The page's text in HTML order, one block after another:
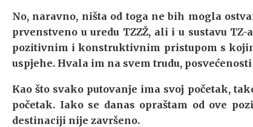
No, naravno, ništa od toga ne bih mogla
prvenstveno u uredu TZZŽ, ali i u sustavu
pozitivnim i konstruktivnim pristupom s
uspjehe. Hvala im na svem trudu,
Kao što svako putovanje ima svoj početak,
početak. Iako se danas opraštam od ove
destinaciji nije završeno.